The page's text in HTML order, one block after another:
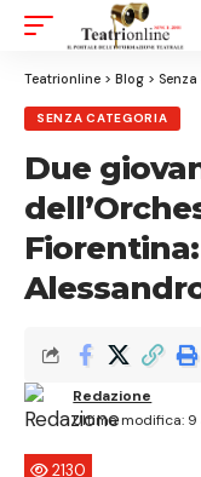
Teatrionline > Blog >
SENZA CATEGORIA
Due
Ultima modifica: 9
Redazione
2130